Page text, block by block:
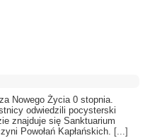
Nowego Życia 0 stopnia.
odwiedzili pocysterski
znajduje się Sanktuarium
Powołań Kapłańskich. [...]